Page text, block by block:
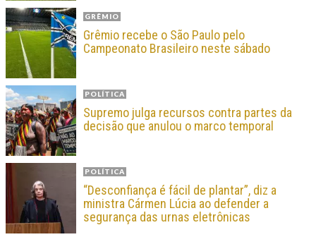
GRÊMIO
Grêmio recebe o São Paulo pelo
Campeonato Brasileiro neste sábado
POLÍTICA
Supremo julga recursos contra partes da
decisão que anulou o marco temporal
POLÍTICA
“Desconfiança é fácil de plantar”, diz a
ministra Cármen Lúcia ao defender a
segurança das urnas eletrônicas